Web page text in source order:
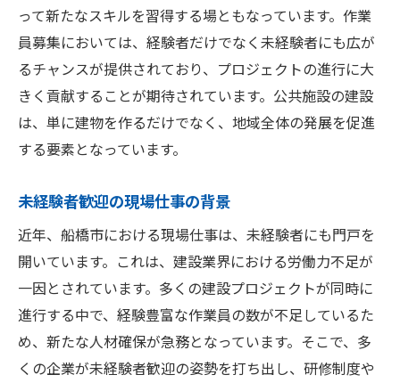
成長市場でのチャンスを活かす方法
船橋市の公共施設建設現場で作業員を求める理
由
公共施設建設の重要性と影響
作業員の需要が高まる背景
プロジェクトの進捗と必要人材
公共工事の信頼性と安定性
地域住民にとっての意義と役割
公共施設建設がもたらす長期的な効果
作業員募集が活発な船橋市で現場仕事を始める
方法
求人情報の見つけ方と活用法
応募書類のポイントと注意点
って新たなスキルを習得する場ともなっています。作業
員募集においては、経験者だけでなく未経験者にも広が
るチャンスが提供されており、プロジェクトの進行に大
きく貢献することが期待されています。公共施設の建設
は、単に建物を作るだけでなく、地域全体の発展を促進
する要素となっています。
未経験者歓迎の現場仕事の背景
近年、船橋市における現場仕事は、未経験者にも門戸を
開いています。これは、建設業界における労働力不足が
一因とされています。多くの建設プロジェクトが同時に
進行する中で、経験豊富な作業員の数が不足しているた
め、新たな人材確保が急務となっています。そこで、多
くの企業が未経験者歓迎の姿勢を打ち出し、研修制度や